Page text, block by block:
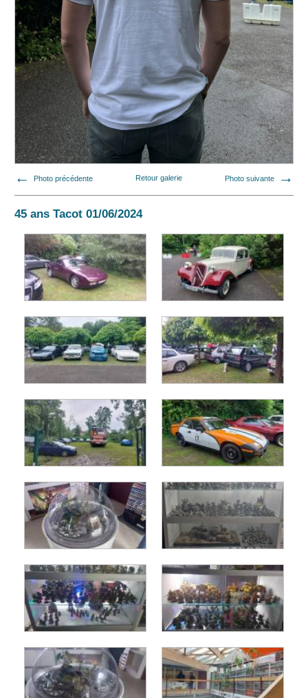
Photo précédente Retour galerie Photo suivante
45 ans Tacot 01/06/2024